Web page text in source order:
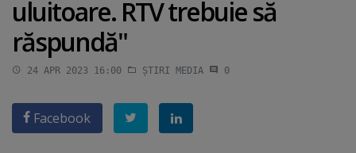
uluitoare. RTV trebuie să
răspundă"
24 APR 2023 16:00 ȘTIRI MEDIA 0
Facebook